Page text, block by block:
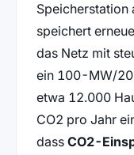
Speicherstation
speichert
das Netz mit
ein 100-MW/
etwa 12.000
CO2 pro Jahr
dass CO2-